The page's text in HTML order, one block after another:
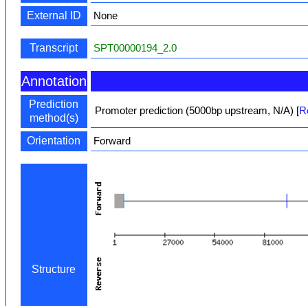
External ID None
Transcript SPT00000194_2.0
Annotation
Prediction
method(s)
Promoter prediction (5000bp upstream, N/A) [
Orientation Forward
Structure